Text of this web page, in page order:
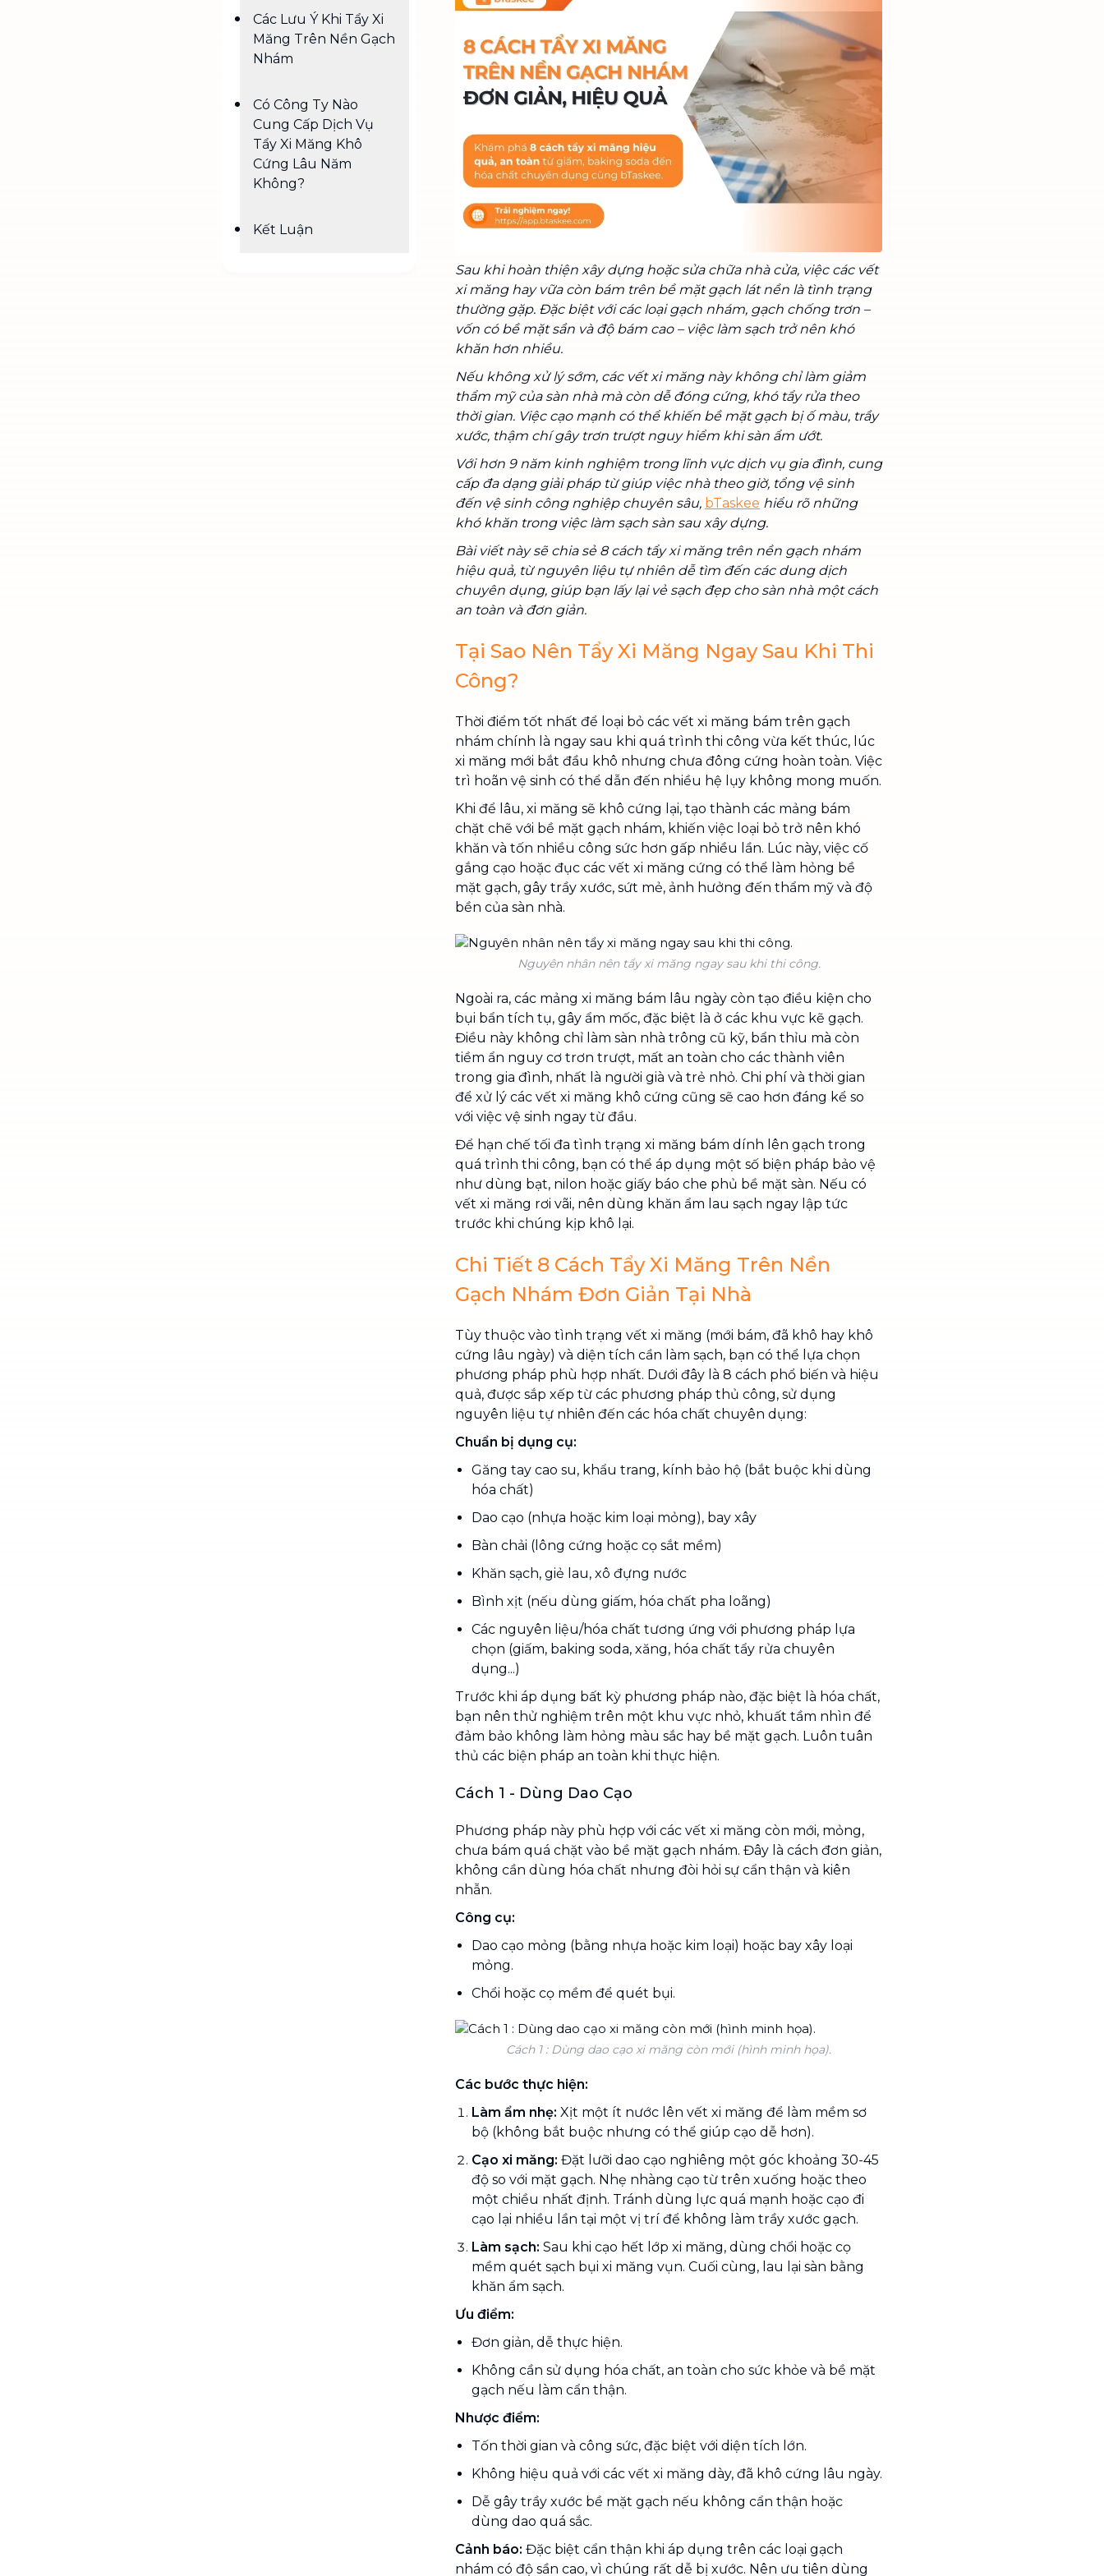
Chuyển nhà trọn gói, không lo dọn
Vệ sinh công nghiệp NEW
Vệ sinh chuyên nghiệp cho văn
phòng, nhà xưởng, công trình lớn
Các Lưu Ý Khi Tẩy Xi
Măng Trên Nền Gạch
Nhám
Có Công Ty Nào
Cung Cấp Dịch Vụ
Tẩy Xi Măng Khô
Cứng Lâu Năm
Không?
Kết Luận
Sau khi hoàn thiện xây dựng hoặc sửa chữa nhà cửa, việc các vết
xi măng hay vữa còn bám trên bề mặt gạch lát nền là tình trạng
thường gặp. Đặc biệt với các loại gạch nhám, gạch chống trơn –
vốn có bề mặt sần và độ bám cao – việc làm sạch trở nên khó
khăn hơn nhiều.
Nếu không xử lý sớm, các vết xi măng này không chỉ làm giảm
thẩm mỹ của sàn nhà mà còn dễ đóng cứng, khó tẩy rửa theo
thời gian. Việc cạo mạnh có thể khiến bề mặt gạch bị ố màu, trầy
xước, thậm chí gây trơn trượt nguy hiểm khi sàn ẩm ướt.
Với hơn 9 năm kinh nghiệm trong lĩnh vực dịch vụ gia đình, cung
cấp đa dạng giải pháp từ giúp việc nhà theo giờ, tổng vệ sinh
đến vệ sinh công nghiệp chuyên sâu, bTaskee hiểu rõ những
khó khăn trong việc làm sạch sàn sau xây dựng.
Bài viết này sẽ chia sẻ 8 cách tẩy xi măng trên nền gạch nhám
hiệu quả, từ nguyên liệu tự nhiên dễ tìm đến các dung dịch
chuyên dụng, giúp bạn lấy lại vẻ sạch đẹp cho sàn nhà một cách
an toàn và đơn giản.
Tại Sao Nên Tẩy Xi Măng Ngay Sau Khi Thi
Công?
Thời điểm tốt nhất để loại bỏ các vết xi măng bám trên gạch
nhám chính là ngay sau khi quá trình thi công vừa kết thúc, lúc
xi măng mới bắt đầu khô nhưng chưa đông cứng hoàn toàn. Việc
trì hoãn vệ sinh có thể dẫn đến nhiều hệ lụy không mong muốn.
Khi để lâu, xi măng sẽ khô cứng lại, tạo thành các mảng bám
chặt chẽ với bề mặt gạch nhám, khiến việc loại bỏ trở nên khó
khăn và tốn nhiều công sức hơn gấp nhiều lần. Lúc này, việc cố
gắng cạo hoặc đục các vết xi măng cứng có thể làm hỏng bề
mặt gạch, gây trầy xước, sứt mẻ, ảnh hưởng đến thẩm mỹ và độ
bền của sàn nhà.
Nguyên nhân nên tẩy xi măng ngay sau khi thi công.
Ngoài ra, các mảng xi măng bám lâu ngày còn tạo điều kiện cho
bụi bẩn tích tụ, gây ẩm mốc, đặc biệt là ở các khu vực kẽ gạch.
Điều này không chỉ làm sàn nhà trông cũ kỹ, bẩn thỉu mà còn
tiềm ẩn nguy cơ trơn trượt, mất an toàn cho các thành viên
trong gia đình, nhất là người già và trẻ nhỏ. Chi phí và thời gian
để xử lý các vết xi măng khô cứng cũng sẽ cao hơn đáng kể so
với việc vệ sinh ngay từ đầu.
Để hạn chế tối đa tình trạng xi măng bám dính lên gạch trong
quá trình thi công, bạn có thể áp dụng một số biện pháp bảo vệ
như dùng bạt, nilon hoặc giấy báo che phủ bề mặt sàn. Nếu có
vết xi măng rơi vãi, nên dùng khăn ẩm lau sạch ngay lập tức
trước khi chúng kịp khô lại.
Chi Tiết 8 Cách Tẩy Xi Măng Trên Nền
Gạch Nhám Đơn Giản Tại Nhà
Tùy thuộc vào tình trạng vết xi măng (mới bám, đã khô hay khô
cứng lâu ngày) và diện tích cần làm sạch, bạn có thể lựa chọn
phương pháp phù hợp nhất. Dưới đây là 8 cách phổ biến và hiệu
quả, được sắp xếp từ các phương pháp thủ công, sử dụng
nguyên liệu tự nhiên đến các hóa chất chuyên dụng:
Chuẩn bị dụng cụ:
Găng tay cao su, khẩu trang, kính bảo hộ (bắt buộc khi dùng
hóa chất)
Dao cạo (nhựa hoặc kim loại mỏng), bay xây
Bàn chải (lông cứng hoặc cọ sắt mềm)
Khăn sạch, giẻ lau, xô đựng nước
Bình xịt (nếu dùng giấm, hóa chất pha loãng)
Các nguyên liệu/hóa chất tương ứng với phương pháp lựa
chọn (giấm, baking soda, xăng, hóa chất tẩy rửa chuyên
dụng...)
Trước khi áp dụng bất kỳ phương pháp nào, đặc biệt là hóa chất,
bạn nên thử nghiệm trên một khu vực nhỏ, khuất tầm nhìn để
đảm bảo không làm hỏng màu sắc hay bề mặt gạch. Luôn tuân
thủ các biện pháp an toàn khi thực hiện.
Cách 1 - Dùng Dao Cạo
Phương pháp này phù hợp với các vết xi măng còn mới, mỏng,
chưa bám quá chặt vào bề mặt gạch nhám. Đây là cách đơn giản,
không cần dùng hóa chất nhưng đòi hỏi sự cẩn thận và kiên
nhẫn.
Công cụ:
Dao cạo mỏng (bằng nhựa hoặc kim loại) hoặc bay xây loại
mỏng.
Chổi hoặc cọ mềm để quét bụi.
Cách 1 : Dùng dao cạo xi măng còn mới (hình minh họa).
Các bước thực hiện:
Làm ẩm nhẹ: Xịt một ít nước lên vết xi măng để làm mềm sơ
bộ (không bắt buộc nhưng có thể giúp cạo dễ hơn).
Cạo xi măng: Đặt lưỡi dao cạo nghiêng một góc khoảng 30-45
độ so với mặt gạch. Nhẹ nhàng cạo từ trên xuống hoặc theo
một chiều nhất định. Tránh dùng lực quá mạnh hoặc cạo đi
cạo lại nhiều lần tại một vị trí để không làm trầy xước gạch.
Làm sạch: Sau khi cạo hết lớp xi măng, dùng chổi hoặc cọ
mềm quét sạch bụi xi măng vụn. Cuối cùng, lau lại sàn bằng
khăn ẩm sạch.
Ưu điểm:
Đơn giản, dễ thực hiện.
Không cần sử dụng hóa chất, an toàn cho sức khỏe và bề mặt
gạch nếu làm cẩn thận.
Nhược điểm:
Tốn thời gian và công sức, đặc biệt với diện tích lớn.
Không hiệu quả với các vết xi măng dày, đã khô cứng lâu ngày.
Dễ gây trầy xước bề mặt gạch nếu không cẩn thận hoặc
dùng dao quá sắc.
Cảnh báo: Đặc biệt cẩn thận khi áp dụng trên các loại gạch
nhám có độ sần cao, vì chúng rất dễ bị xước. Nên ưu tiên dùng